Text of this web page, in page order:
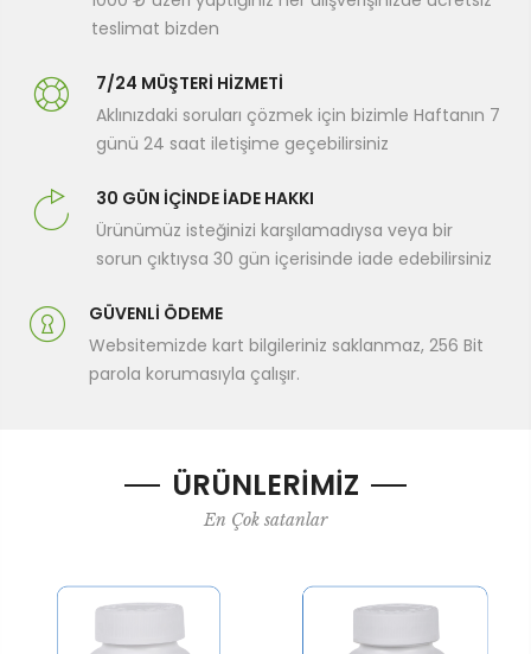
teslimat bizden
7/24 MÜŞTERİ HİZMETİ
Aklınızdaki soruları çözmek için bizimle Haftanın 7
günü 24 saat iletişime geçebilirsiniz
30 GÜN İÇİNDE İADE HAKKI
Ürünümüz isteğinizi karşılamadıysa veya bir
sorun çıktıysa 30 gün içerisinde iade edebilirsiniz
GÜVENLİ ÖDEME
Websitemizde kart bilgileriniz saklanmaz, 256 Bit
parola korumasıyla çalışır.
ÜRÜNLERİMİZ
En Çok satanlar